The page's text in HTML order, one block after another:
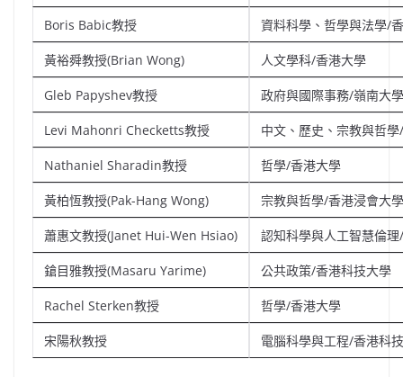
Boris Babic教授 資料科學、哲學與法學/
黃裕舜教授(Brian Wong) 人文學科/香港大學
Gleb Papyshev教授 政府與國際事務/嶺南大學
Levi Mahonri Checketts教授 中文、歷史、宗教與哲
Nathaniel Sharadin教授 哲學/香港大學
黃柏恆教授(Pak-Hang Wong) 宗教與哲學/香港浸會大學
蕭惠文教授(Janet Hui-Wen Hsiao) 認知科學與人工智慧倫
鎗目雅教授(Masaru Yarime) 公共政策/香港科技大學
Rachel Sterken教授 哲學/香港大學
宋陽秋教授 電腦科學與工程/香港科